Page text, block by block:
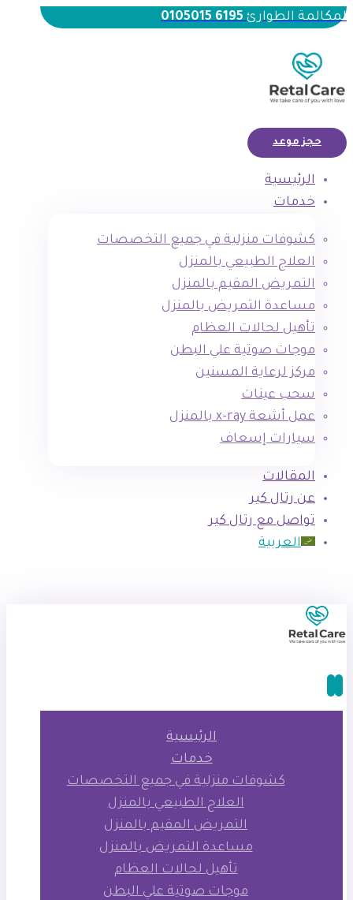
لمكالمة الطوارئ6195 0105015
حجز موعد
الرئيسية
خدمات
كشوفات منزلية في جميع التخصصات
العلاج الطبيعي بالمنزل
التمريض المقيم بالمنزل
مساعدة التمريض بالمنزل
تأهيل لحالات العظام
موجات صوتية علي البطن
مركز لرعاية المسنين
سحب عينات
عمل أشعة x-ray بالمنزل
سيارات إسعاف
المقالات
عن رتال كير
تواصل مع رتال كير
العربية
الرئيسية
خدمات
كشوفات منزلية في جميع التخصصات
العلاج الطبيعي بالمنزل
التمريض المقيم بالمنزل
مساعدة التمريض بالمنزل
تأهيل لحالات العظام
موجات صوتية علي البطن